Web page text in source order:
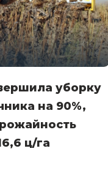
уборку
на 90%,
ц/га